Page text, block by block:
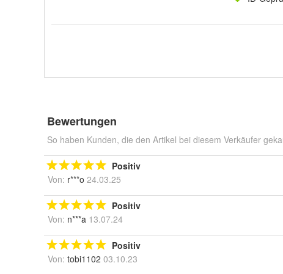
Bewertungen
So haben Kunden, die den Artikel bei diesem Verkäufer
Positiv
Von: r***o 24.03.25
Positiv
Von: n***a 13.07.24
Positiv
Von: tobi1102 03.10.23